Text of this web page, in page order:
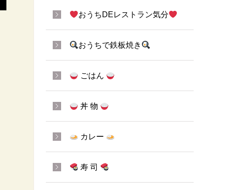
おうちDEレストラン気分
おうちで鉄板焼き
ごはん
丼 物
カレー
寿 司